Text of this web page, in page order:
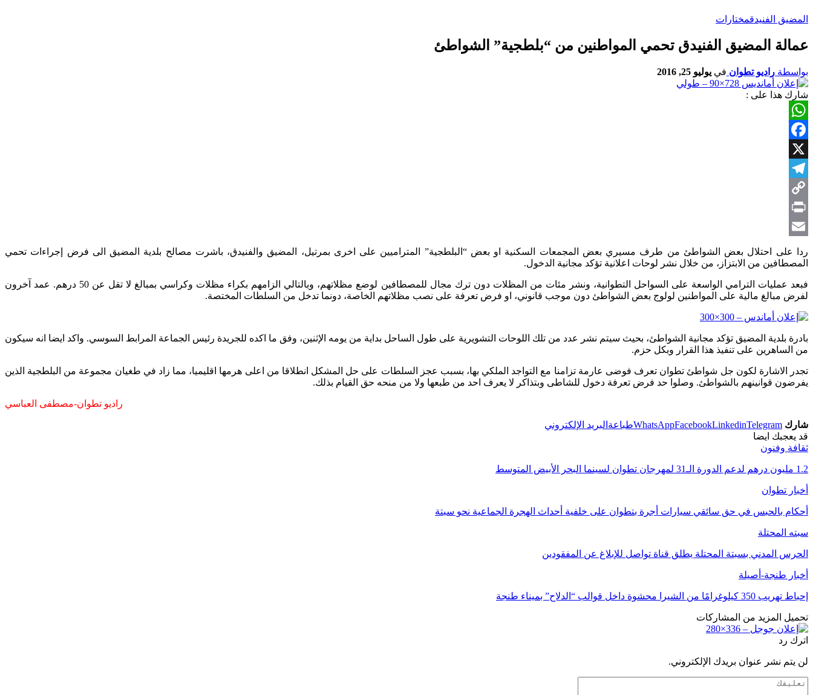
المضيق الفنيدقمختارات
عمالة المضيق الفنيدق تحمي المواطنين من “بلطجية” الشواطئ
بواسطة راديو تطوان في يوليو 25, 2016
شارك هذا على :
WhatsApp
Facebook
X
Telegram
Copy
Link
Print
Email
ردا على احتلال بعض الشواطئ من طرف مسيري بعض المجمعات السكنية او بعض “البلطجية” المتراميين على اخرى بمرتيل، المضيق والفنيدق، باشرت مصالح بلدية المضيق الى فرض إجراءات تحمي
المصطافين من الابتزاز، من خلال نشر لوحات اعلانية تؤكد مجانية الدخول.
فبعد عمليات الترامي الواسعة على السواحل التطوانية، ونشر مئات من المظلات دون ترك مجال للمصطافين لوضع مظلاتهم، وبالتالي الزامهم بكراء مظلات وكراسي بمبالغ لا تقل عن 50 درهم. عمد آخرون
لفرض مبالغ مالية على المواطنين لولوج بعض الشواطئ دون موجب قانوني، او فرض تعرفة على نصب مظلاتهم الخاصة، دونما تدخل من السلطات المختصة.
بادرة بلدية المضيق تؤكد مجانية الشواطئ، بحيث سيتم نشر عدد من تلك اللوحات التشويرية على طول الساحل بداية من يومه الإثنين، وفق ما اكده للجريدة رئيس الجماعة المرابط السوسي. واكد ايضا انه سيكون
من الساهرين على تنفيذ هذا القرار وبكل حزم.
تجدر الاشارة لكون جل شواطئ تطوان تعرف فوضى عارمة تزامنا مع التواجد الملكي بها، بسبب عجز السلطات على حل المشكل انطلاقا من اعلى هرمها اقليميا، مما زاد في طغيان مجموعة من البلطجية الذين
يفرضون قوانينهم بالشواطئ. وصلوا حد فرض تعرفة دخول للشاطى وبتذاكر لا يعرف احد من طبعها ولا من منحه حق القيام بذلك.
راديو تطوان-مصطفى العباسي
شارك WhatsAppFacebookLinkedinTelegram طباعة البريد الإلكتروني
قد يعجبك ايضا
ثقافة وفنون
1.2 مليون درهم لدعم الدورة الـ31 لمهرجان تطوان لسينما البحر الأبيض المتوسط
أخبار تطوان
أحكام بالحبس في حق سائقي سيارات أجرة بتطوان على خلفية أحداث الهجرة الجماعية نحو سبتة
سبته المحتلة
الحرس المدني بسبتة المحتلة يطلق قناة تواصل للإبلاغ عن المفقودين
أخبار طنجة-أصيلة
إحباط تهريب 350 كيلوغرامًا من الشيرا محشوة داخل قوالب “الدلاح” بميناء طنجة
تحميل المزيد من المشاركات
اترك رد
لن يتم نشر عنوان بريدك الإلكتروني.